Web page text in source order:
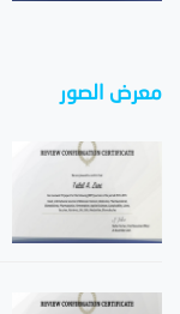
معرض الصور